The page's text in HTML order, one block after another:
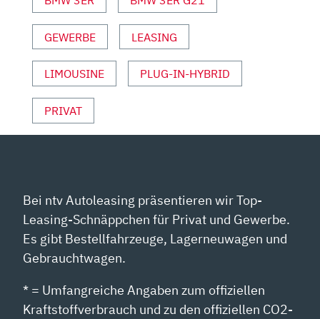
VON
YOUTUBE
ANZEIGEN
GEWERBE LEASING
LIMOUSINE PLUG-IN-HYBRID
PRIVAT
Bei ntv Autoleasing präsentieren wir Top-
Leasing-Schnäppchen für Privat und Gewerbe.
Es gibt Bestellfahrzeuge, Lagerneuwagen und
Gebrauchtwagen.
* = Umfangreiche Angaben zum offiziellen
Kraftstoffverbrauch und zu den offiziellen CO2-